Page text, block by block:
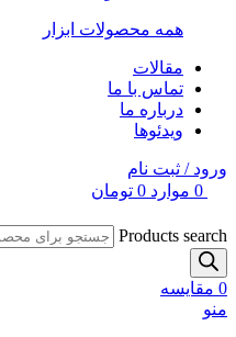
همه محصولات ابزار
مقالات
تماس با ما
درباره ما
ویدئوها
ورود / ثبت نام
0 موارد 0 تومان
Products search
0 مقایسه
منو